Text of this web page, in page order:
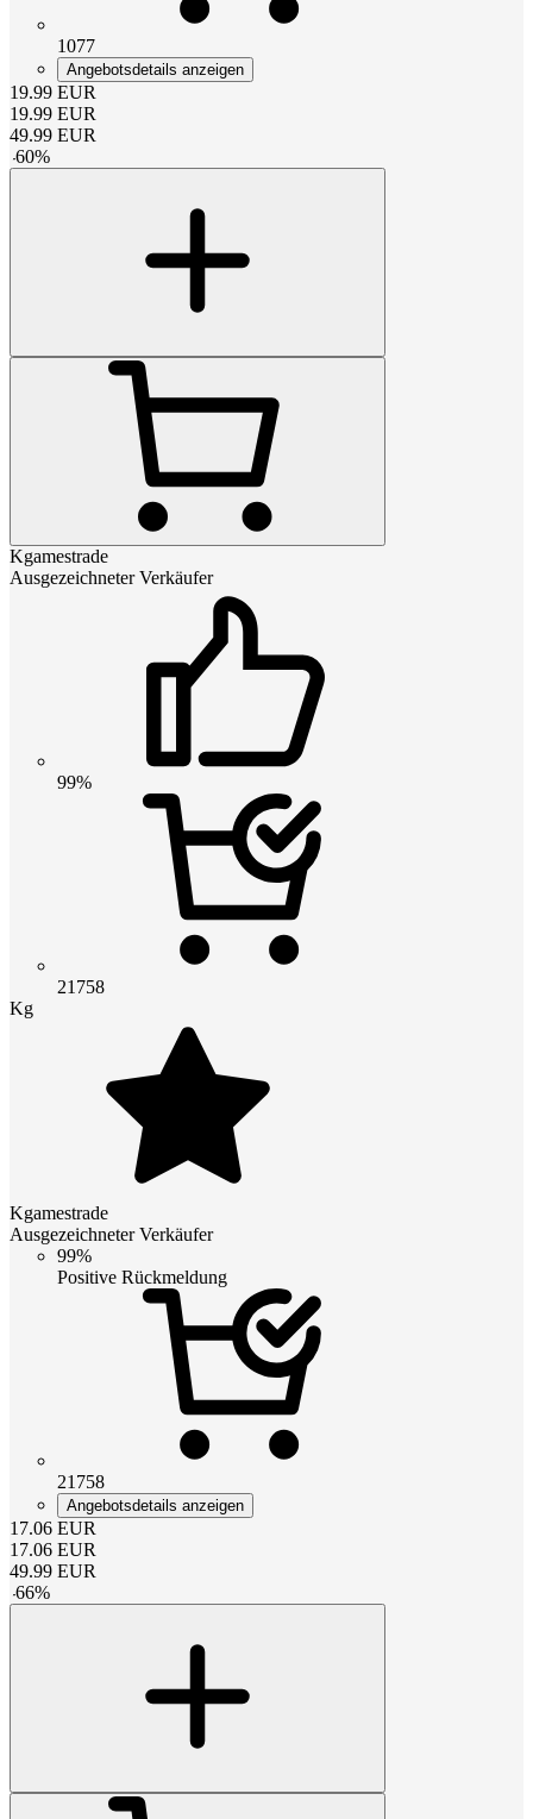
1077
Angebotsdetails anzeigen
19.99 EUR
19.99 EUR
49.99 EUR
-60%
Kgamestrade
Ausgezeichneter Verkäufer
99%
21758
Kg
Kgamestrade
Ausgezeichneter Verkäufer
99%
Positive Rückmeldung
21758
Angebotsdetails anzeigen
17.06 EUR
17.06 EUR
49.99 EUR
-66%